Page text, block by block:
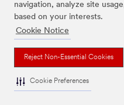
navigation, analyze site
based on your interests.
Cookie Notice
Reject Non-Essential Cookies
Cookie Preferences